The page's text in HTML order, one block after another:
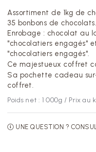
Assortiment de 1kg de
35 bonbons de chocolats.
Enrobage : chocolat au
"chocolatiers engagés"
"chocolatiers engagés".
Ce majestueux coffret
Sa pochette cadeau
coffret.
Poids net : 1 000g / Prix au
UNE QUESTION ?